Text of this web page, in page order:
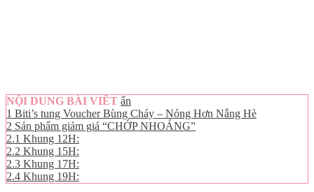
NỘI DUNG BÀI VIẾT ẩn
1 Biti’s tung Voucher Bùng Cháy – Nóng Hơn Nắng Hè
2 Sản phẩm giảm giá “CHỚP NHOÁNG”
2.1 Khung 12H:
2.2 Khung 15H:
2.3 Khung 17H:
2.4 Khung 19H: